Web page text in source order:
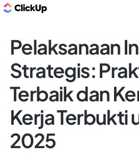
Pelaksanaan
Strategis:
Terbaik dan
Kerja Terbukti
2025